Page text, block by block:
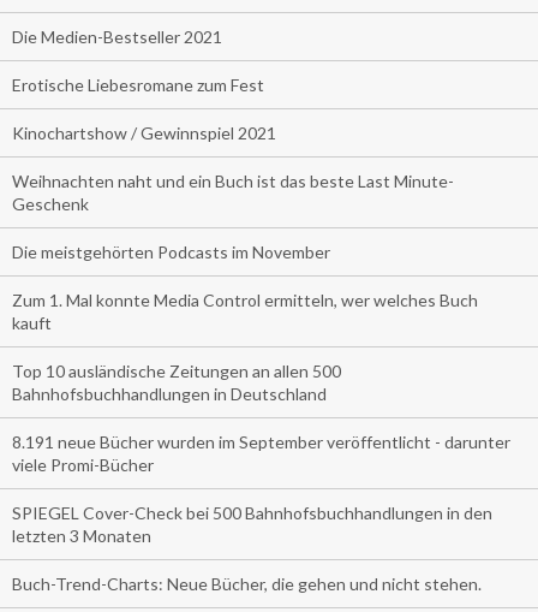
Die Medien-Bestseller 2021
Erotische Liebesromane zum Fest
Kinochartshow / Gewinnspiel 2021
Weihnachten naht und ein Buch ist das beste Last Minute-
Geschenk
Die meistgehörten Podcasts im November
Zum 1. Mal konnte Media Control ermitteln, wer welches Buch
kauft
Top 10 ausländische Zeitungen an allen 500
Bahnhofsbuchhandlungen in Deutschland
8.191 neue Bücher wurden im September veröffentlicht - darunter
viele Promi-Bücher
SPIEGEL Cover-Check bei 500 Bahnhofsbuchhandlungen in den
letzten 3 Monaten
Buch-Trend-Charts: Neue Bücher, die gehen und nicht stehen.